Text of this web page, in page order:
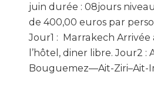
juin durée : 08jours
de 400,00 euros par
Jour1 : Marrakech
l’hôtel, diner libre. Jour2 :
Bouguemez—Ait-Ziri–Ait-